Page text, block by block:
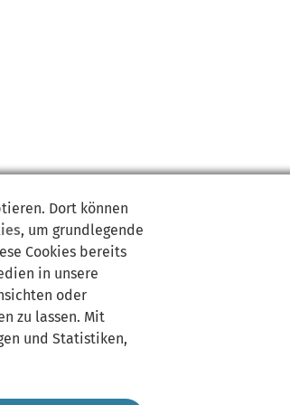
Dort können
, um grundlegende
Cookies bereits
in unsere
oder
zu lassen. Mit
und Statistiken,